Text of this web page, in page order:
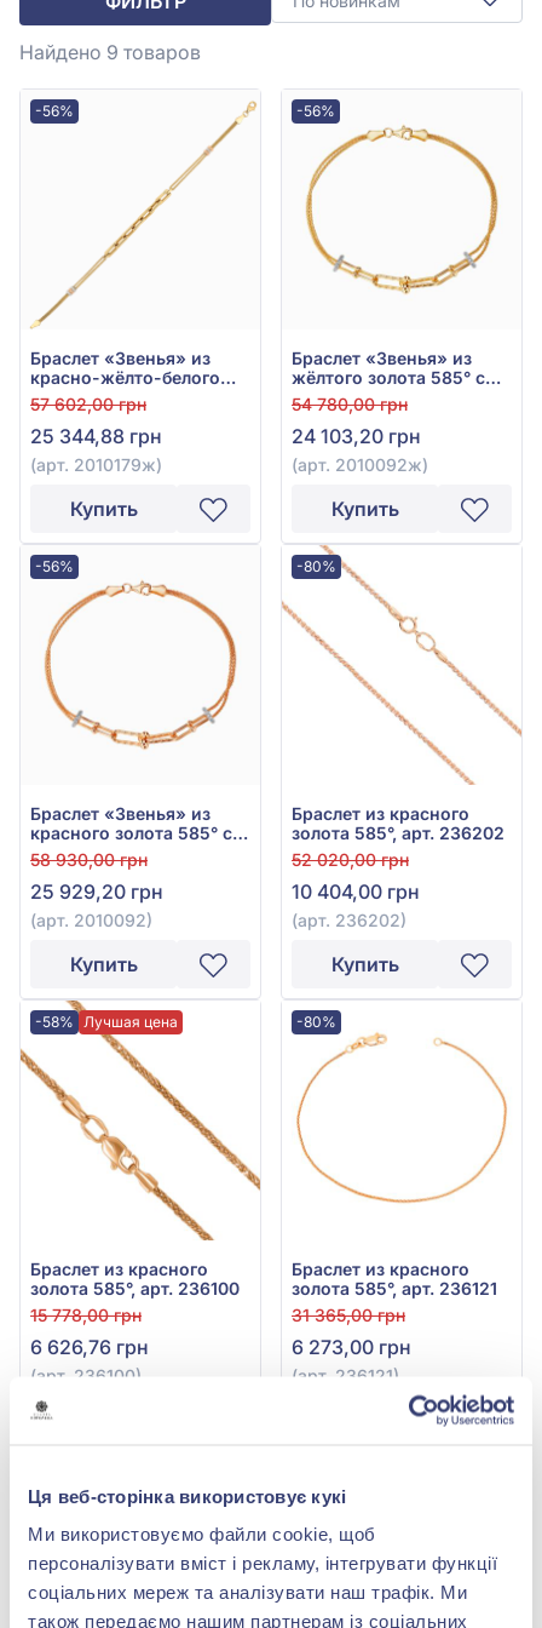
Ця веб-сторінка використовує кукі
Ми використовуємо файли cookie, щоб
персоналізувати вміст і рекламу, інтегрувати функції
соціальних мереж та аналізувати наш трафік. Ми
також передаємо нашим партнерам із соціальних
Найдено 9 товаров
-56%
Браслет «Звенья» из
красно-жёлто-белого
золота 585° без вставок,
арт. 2010179ж
57 602,00 грн
25 344,88 грн
(арт. 2010179ж)
Купить
-56%
Браслет «Звенья» из
жёлтого золота 585° с
фианитами, арт.
2010092ж
54 780,00 грн
24 103,20 грн
(арт. 2010092ж)
Купить
-56%
Браслет «Звенья» из
красного золота 585° с
фианитом, арт. 2010092
58 930,00 грн
25 929,20 грн
(арт. 2010092)
Купить
-80%
Браслет из красного
золота 585°, арт. 236202
52 020,00 грн
10 404,00 грн
(арт. 236202)
Купить
-58% Лучшая цена
Браслет из красного
золота 585°, арт. 236100
15 778,00 грн
6 626,76 грн
(арт. 236100)
-80%
Браслет из красного
золота 585°, арт. 236121
31 365,00 грн
6 273,00 грн
(арт. 236121)